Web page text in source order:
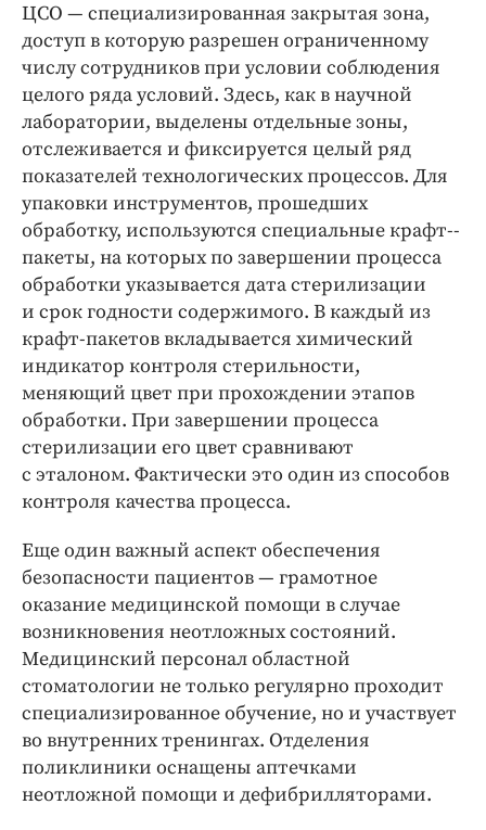
ЦСО — специализированная закрытая зона,
доступ в которую разрешен ограниченному
числу сотрудников при условии соблюдения
целого ряда условий. Здесь, как в научной
лаборатории, выделены отдельные зоны,
отслеживается и фиксируется целый ряд
показателей технологических процессов. Для
упаковки инструментов, прошедших
обработку, используются специальные крафт-­
пакеты, на которых по завершении процесса
обработки указывается дата стерилизации
и срок годности содержимого. В каждый из
крафт-­пакетов вкладывается химический
индикатор контроля стерильности,
меняющий цвет при прохождении этапов
обработки. При завершении процесса
стерилизации его цвет сравнивают
с эталоном. Фактически это один из способов
контроля качества процесса.
Еще один важный аспект обеспечения
безопасности пациентов — грамотное
оказание медицинской помощи в случае
возникновения неотложных состояний.
Медицинский персонал областной
стоматологии не только регулярно проходит
специализированное обучение, но и участвует
во внутренних тренингах. Отделения
поликлиники оснащены аптечками
неотложной помощи и дефибрилляторами.